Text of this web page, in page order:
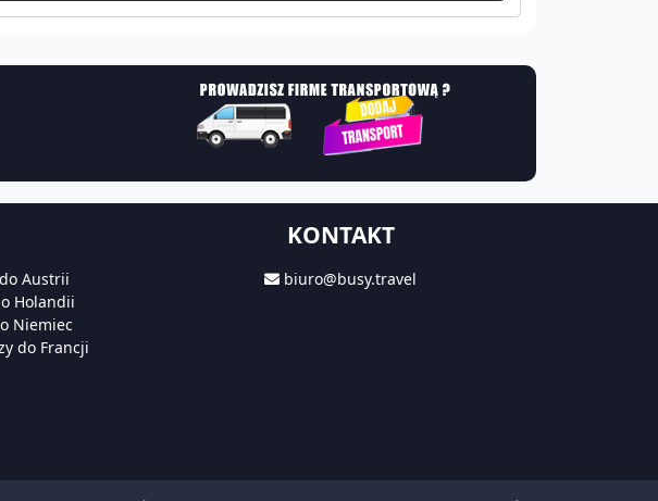
Austrii
Holandii
Niemiec
do Francji
KONTAKT
biuro@busy.travel